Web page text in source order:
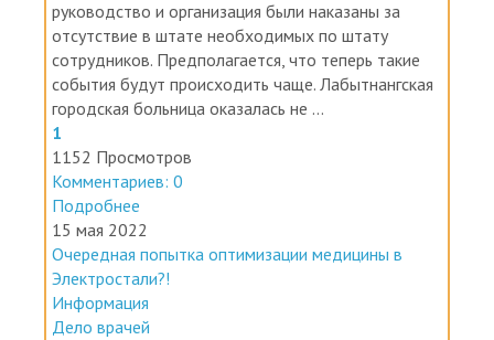
отсутствие в штате необходимых по штату
сотрудников. Предполагается, что теперь такие
события будут происходить чаще. Лабытнангская
городская больница оказалась не ...
1
1152 Просмотров
Комментариев: 0
Подробнее
15 мая 2022
Очередная попытка оптимизации медицины в
Электростали?!
Информация
Дело врачей
Нам поступила информация от пациентов и